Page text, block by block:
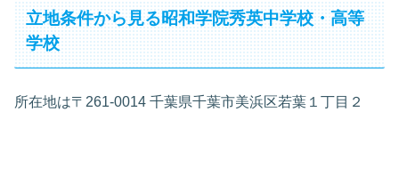
立地条件から見る昭和学院秀英中学校・高等
学校
所在地は〒261-0014 千葉県千葉市美浜区若葉１丁目２